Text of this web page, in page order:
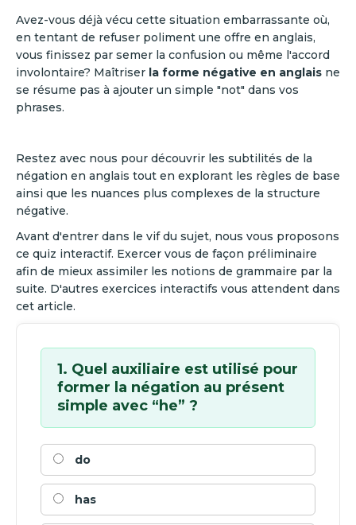
Avez-vous déjà vécu cette situation embarrassante où,
en tentant de refuser poliment une offre en anglais,
vous finissez par semer la confusion ou même l'accord
involontaire? Maîtriser la forme négative en anglais ne
se résume pas à ajouter un simple "not" dans vos
phrases.
Restez avec nous pour découvrir les subtilités de la
négation en anglais tout en explorant les règles de base
ainsi que les nuances plus complexes de la structure
négative.
Avant d'entrer dans le vif du sujet, nous vous proposons
ce quiz interactif. Exercer vous de façon préliminaire
afin de mieux assimiler les notions de grammaire par la
suite. D'autres exercices interactifs vous attendent dans
cet article.
1. Quel auxiliaire est utilisé pour
former la négation au présent
simple avec “he” ?
do
has